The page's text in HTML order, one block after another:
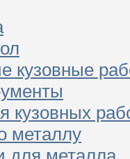
кузовные
кузовных
металлу